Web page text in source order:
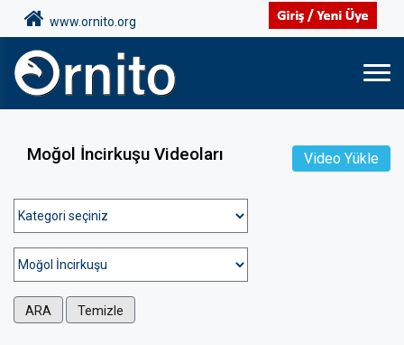
www.ornito.org
Moğol İncirkuşu Videoları Video Yükle
ARA Temizle